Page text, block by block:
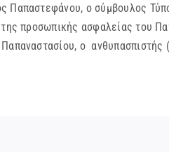
ο σύμβουλος
προσωπικής ασφαλείας του
ο